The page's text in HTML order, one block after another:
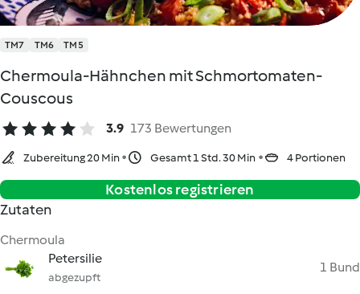
TM7 TM6 TM5
Chermoula-Hähnchen mit Schmortomaten-
Couscous
3.9 173 Bewertungen
Zubereitung 20 Min Gesamt 1 Std. 30 Min 4 Portionen
Kostenlos registrieren
Zutaten
Chermoula
Petersilie
abgezupft
1 Bund